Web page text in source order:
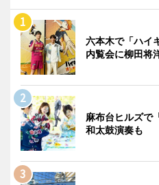
六本木で「ハイ
内覧会に柳田将
麻布台ヒルズで
和太鼓演奏も